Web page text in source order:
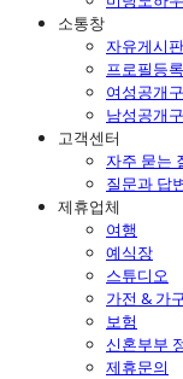
소통창
자유게시판
프로필등록
여성공개
남성공개
고객센터
자주 묻는
질문과 답
제휴업체
여행
예식장
스튜디오
가전 & 가
보험
신혼부부
제휴문의